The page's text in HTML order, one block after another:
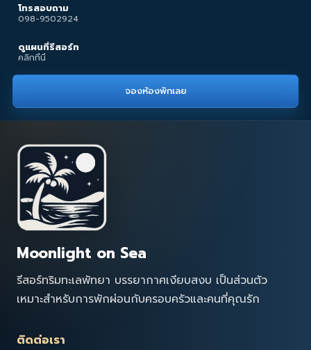
โทรสอบถาม
098-9502924
ดูแผนที่รีสอร์ท
คลิกที่นี่
จองห้องพักเลย
Moonlight on Sea
รีสอร์ทริมทะเลพัทยา บรรยากาศเงียบสงบ เป็นส่วนตัว
เหมาะสำหรับการพักผ่อนกับครอบครัวและคนที่คุณรัก
ติดต่อเรา